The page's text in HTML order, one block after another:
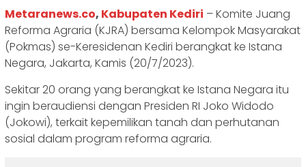
Metaranews.co, Kabupaten Kediri – Komite Juang
Reforma Agraria (KJRA) bersama Kelompok Masyarakat
(Pokmas) se-Keresidenan Kediri berangkat ke Istana
Negara, Jakarta, Kamis (20/7/2023).
Sekitar 20 orang yang berangkat ke Istana Negara itu
ingin beraudiensi dengan Presiden RI Joko Widodo
(Jokowi), terkait kepemilikan tanah dan perhutanan
sosial dalam program reforma agraria.